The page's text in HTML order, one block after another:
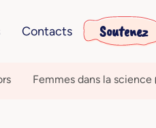
Contacts Soutenez
Femmes dans la science